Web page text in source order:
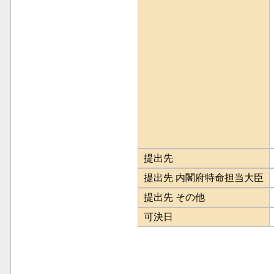
提出先
提出先 内閣府特命担当大臣
提出先 その他
可決日